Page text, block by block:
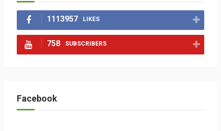
1113957 LIKES
758 SUBSCRIBERS
Facebook